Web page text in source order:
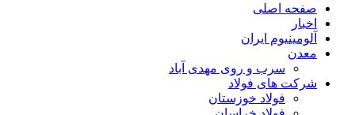
صفحه اصلی
اخبار
آلومینیوم ایران
معدن
سرب و روی مهدی آباد
شرکت های فولاد
فولاد خوزستان